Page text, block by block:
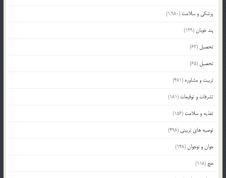
پزشکی و سلامت (1,980)
پند خوبان(129)
تحصیل (62)
تحصیل (65)
تربیت و مشاوره (481)
تشرفات و توقیعات (181)
تغذیه و سلامت (156)
توصیه های تربیتی (498)
جوان و نوجوان(148)
حج (118)